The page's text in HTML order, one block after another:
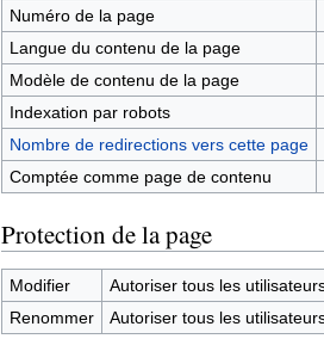
Numéro de la page
Langue du contenu de la page
Modèle de contenu de la page
Indexation par robots
Nombre de redirections vers cette page
Comptée comme page de contenu
Protection de la page
Modifier
Autoriser tous les
Renommer
Autoriser tous les